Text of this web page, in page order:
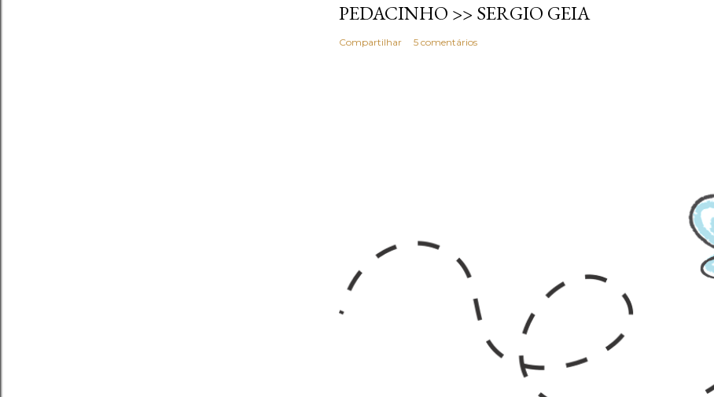
PEDACINHO >> SERGIO GEIA
Compartilhar 5 comentários